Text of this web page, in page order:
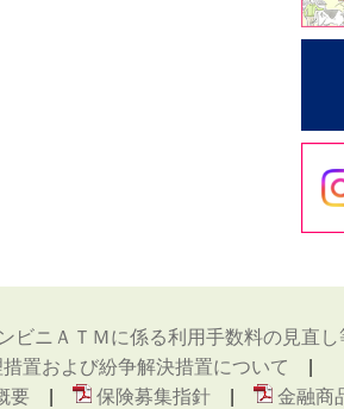
ビニＡＴＭに係る利用手数料の見直し
措置および紛争解決措置について
要 保険募集指針
金融商